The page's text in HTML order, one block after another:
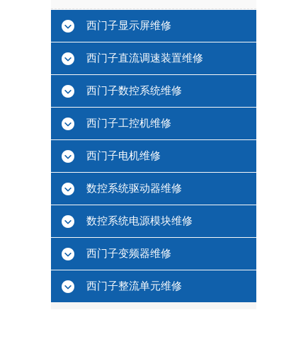
西门子显示屏维修
西门子直流调速装置维修
西门子数控系统维修
西门子工控机维修
西门子电机维修
数控系统驱动器维修
数控系统电源模块维修
西门子变频器维修
西门子整流单元维修